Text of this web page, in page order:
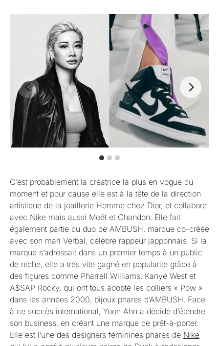
C’est probablement la créatrice la plus en vogue du
moment et pour cause elle est à la tête de la direction
artistique de la joaillerie Homme chez Dior, et collabore
avec Nike mais aussi Moët et Chandon. Elle fait
également partie du duo de AMBUSH, marque co-créée
avec son mari Verbal, célèbre rappeur japponnais. Si la
marque s’adressait dans un premier temps à un public
de niche, elle a très vite gagné en popularité grâce à
des figures comme Pharrell Williams, Kanye West et
A$SAP Rocky, qui ont tous adopté les colliers « Pow »
dans les années 2000, bijoux phares d’AMBUSH. Face
à ce succès international, Yoon Ahn a décidé d’étendre
son business, en créant une marque de prêt-à-porter.
Elle est l’une des designers féminines phares de Nike